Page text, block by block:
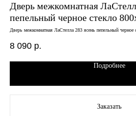
Дверь межкомнатная
пепельный черное стекло
Дверь межкомнатная ЛаСтелла 283 ясень пепельный черное
8 090 р.
Подробнее
Заказать